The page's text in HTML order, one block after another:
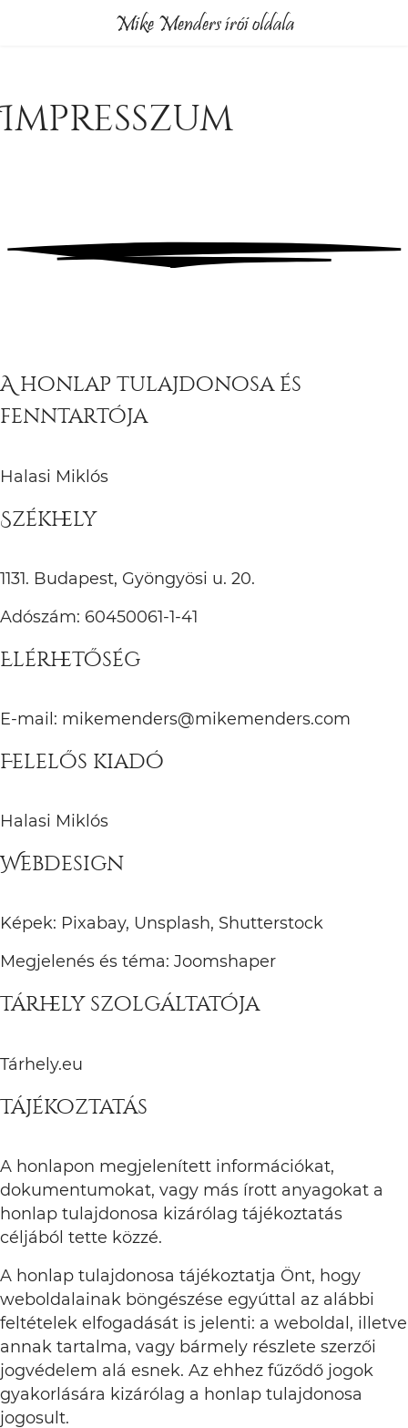
Mike Menders írói oldala
Impresszum
A honlap tulajdonosa és
fenntartója
Halasi Miklós
Székhely
1131. Budapest, Gyöngyösi u. 20.
Adószám: 60450061-1-41
Elérhetőség
E-mail: mikemenders@mikemenders.com
Felelős kiadó
Halasi Miklós
Webdesign
Képek: Pixabay, Unsplash, Shutterstock
Megjelenés és téma: Joomshaper
Tárhely szolgáltatója
Tárhely.eu
Tájékoztatás
A honlapon megjelenített információkat,
dokumentumokat, vagy más írott anyagokat a
honlap tulajdonosa kizárólag tájékoztatás
céljából tette közzé.
A honlap tulajdonosa tájékoztatja Önt, hogy
weboldalainak böngészése egyúttal az alábbi
feltételek elfogadását is jelenti: a weboldal, illetve
annak tartalma, vagy bármely részlete szerzői
jogvédelem alá esnek. Az ehhez fűződő jogok
gyakorlására kizárólag a honlap tulajdonosa
jogosult.